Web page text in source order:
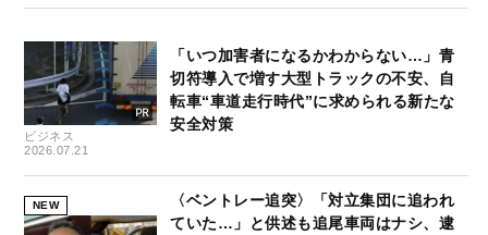
ビジネス
2026.07.21
「いつ加害者になるかわからない…」青
切符導入で増す大型トラックの不安、自
転車“車道走行時代”に求められる新たな
安全対策
NEW
〈ベントレー追突〉「対立集団に追われ
ていた…」と供述も追尾車両はナシ、逮